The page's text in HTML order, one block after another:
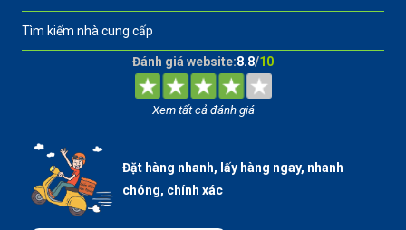
Tìm kiếm nhà cung cấp
Đánh giá website:8.8/10
Xem tất cả đánh giá
Đặt hàng nhanh, lấy hàng ngay, nhanh
chóng, chính xác